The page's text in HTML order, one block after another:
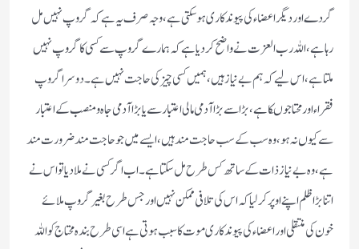
گردے اوردیگر اعضاء کی پیوند کاری ہو سکتی ہے، وجہ صرف یہ ہے کہ گروپ نہیں مل
رہا ہے ، اللہ رب ا لعزت نے واضح کر دیا ہے کہ ہمارے گروپ سے کسی کا گروپ نہیں
ملتا ہے ، اس لیے کہ ہم بے نیاز ہیں، ہمیں کسی چیز کی حاجت نہیں ہے۔ دوسرا گروپ
فقراء اور محتاجوںکا ہے ، بڑا سے بڑا آدمی مالی اعتبار سے یا بڑاآدمی جاہ ومنصب کے اعتبار
سے کیوں نہ ہو، وہ سب کے سب حاجت مند ہیں، ایسے میں جو حاجت مند ضرورت مند
ہے ، وہ بے نیاز ذات کے ساتھ کس طرح مل سکتا ہے۔ اب اگر کسی نے ملا دیا تو اس نے
اتنا بڑا ظلم اپنے اوپر کر لیا کہ اس کی تلافی ممکن نہیں اور جس طرح بغیر گروپ ملائے
خون کی منتقلی اور اعضاء کی پیوند کاری موت کا سبب ہوتی ہے اسی طرح بندہ محتاج کو اللہ